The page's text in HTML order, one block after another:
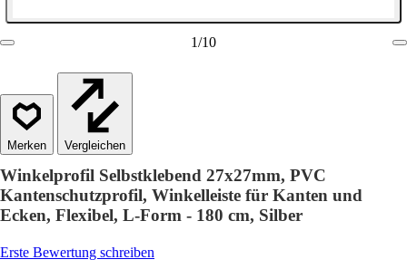
1/10
Vergleichen
Winkelprofil Selbstklebend 27x27mm, PVC
Kantenschutzprofil, Winkelleiste für Kanten und
Ecken, Flexibel, L-Form - 180 cm, Silber
Erste Bewertung schreiben